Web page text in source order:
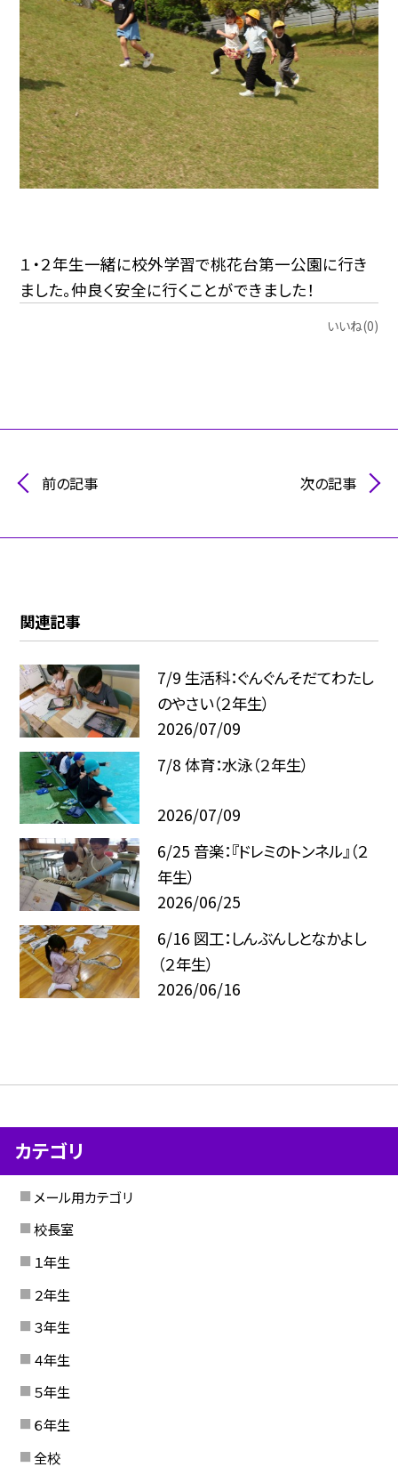
１・２年生一緒に校外学習で桃花台第一公園に行き
ました。仲良く安全に行くことができました！
いいね(0)
前の記事 次の記事
関連記事
7/9 生活科：ぐんぐんそだてわたし
のやさい（２年生）
2026/07/09
7/8 体育：水泳（２年生）
2026/07/09
6/25 音楽：『ドレミのトンネル』（２
年生）
2026/06/25
6/16 図工：しんぶんしとなかよし
（２年生）
2026/06/16
カテゴリ
メール用カテゴリ
校長室
１年生
２年生
３年生
４年生
５年生
６年生
全校